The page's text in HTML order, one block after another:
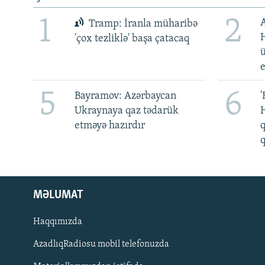
1
Tramp: İranla müharibə
'çox tezliklə' başa çatacaq
2
5
Bayramov: Azərbaycan
Ukraynaya qaz tədarük
etməyə hazırdır
6
MƏLUMAT
Haqqımızda
AzadlıqRadiosu mobil telefonuzda